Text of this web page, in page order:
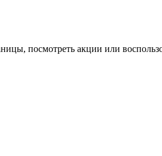
посмотреть акции или